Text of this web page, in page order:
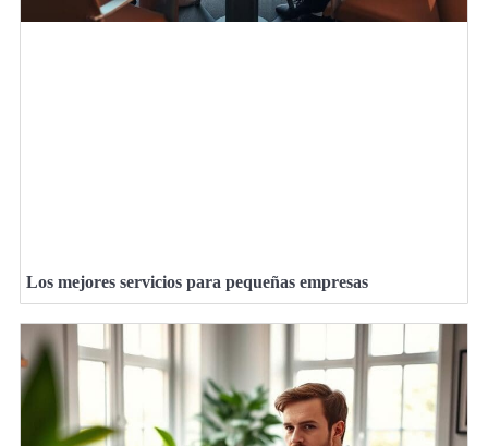
Los mejores servicios para pequeñas empresas